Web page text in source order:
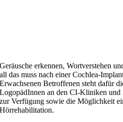
Geräusche erkennen, Wortverstehen
all das muss nach einer Cochlea-
Erwachsenen Betroffenen steht dafür
LogopädInnen an den CI-Kliniken und
zur Verfügung sowie die Möglichkeit
Hörrehabilitation.